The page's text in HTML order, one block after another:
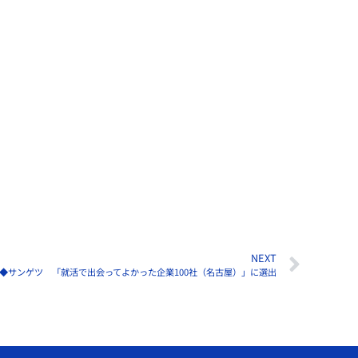
NEXT
◆サンゲツ 「就活で出会ってよかった企業100社（名古屋）」に選出